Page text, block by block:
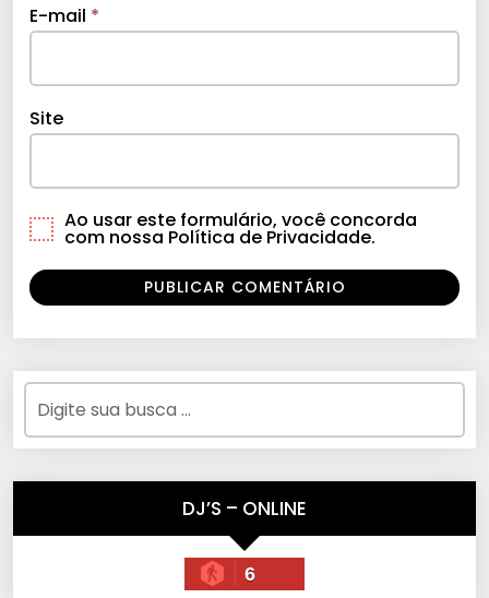
E-mail *
Site
Ao usar este formulário, você concorda
com nossa Política de Privacidade.
DJ’S – ONLINE
6